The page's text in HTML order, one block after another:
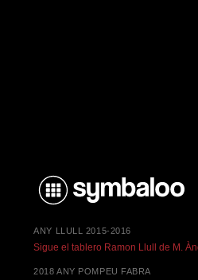
ANY LLULL 2015-2016
Sigue el tablero Ramon Llull de M.
2018 ANY POMPEU FABRA